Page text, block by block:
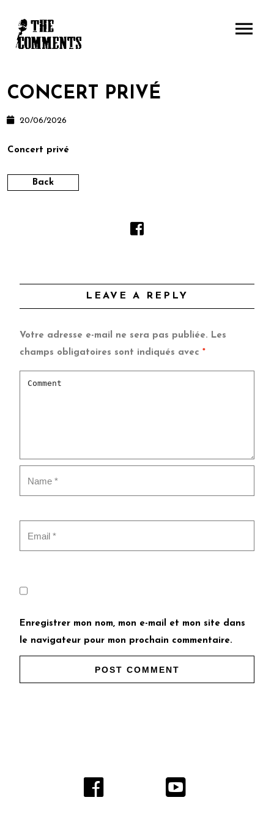
CONCERT PRIVÉ
20/06/2026
Concert privé
Back
LEAVE A REPLY
Votre adresse e-mail ne sera pas publiée. Les
champs obligatoires sont indiqués avec *
Enregistrer mon nom, mon e-mail et mon site dans
le navigateur pour mon prochain commentaire.